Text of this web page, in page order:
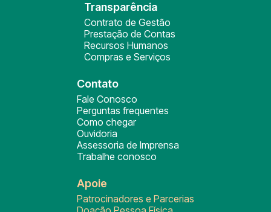
Transparência
Contrato de Gestão
Prestação de Contas
Recursos Humanos
Compras e Serviços
Contato
Fale Conosco
Perguntas frequentes
Como chegar
Ouvidoria
Assessoria de Imprensa
Trabalhe conosco
Apoie
Patrocinadores e Parcerias